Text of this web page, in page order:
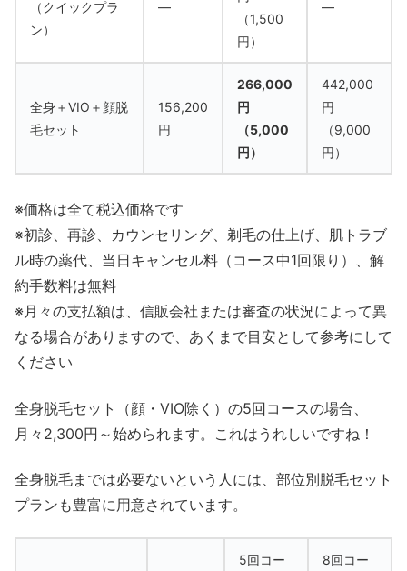
（クイックプラ
ン）
―
（1,500
円）
―
全身＋VIO＋顔脱
毛セット
156,200
円
266,000
円
（5,000
円）
442,000
円
（9,000
円）
※価格は全て税込価格です
※初診、再診、カウンセリング、剃毛の仕上げ、肌トラブ
ル時の薬代、当日キャンセル料（コース中1回限り）、解
約手数料は無料
※月々の支払額は、信販会社または審査の状況によって異
なる場合がありますので、あくまで目安として参考にして
ください
全身脱毛セット（顔・VIO除く）の5回コースの場合、
月々2,300円～始められます。これはうれしいですね！
全身脱毛までは必要ないという人には、部位別脱毛セット
プランも豊富に用意されています。
5回コー
8回コー